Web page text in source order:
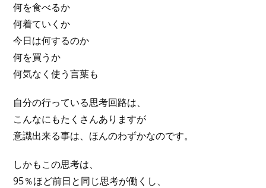
何を食べるか
何着ていくか
今日は何するのか
何を買うか
何気なく使う言葉も
自分の行っている思考回路は、
こんなにもたくさんありますが
意識出来る事は、ほんのわずかなのです。
しかもこの思考は、
95％ほど前日と同じ思考が働くし、